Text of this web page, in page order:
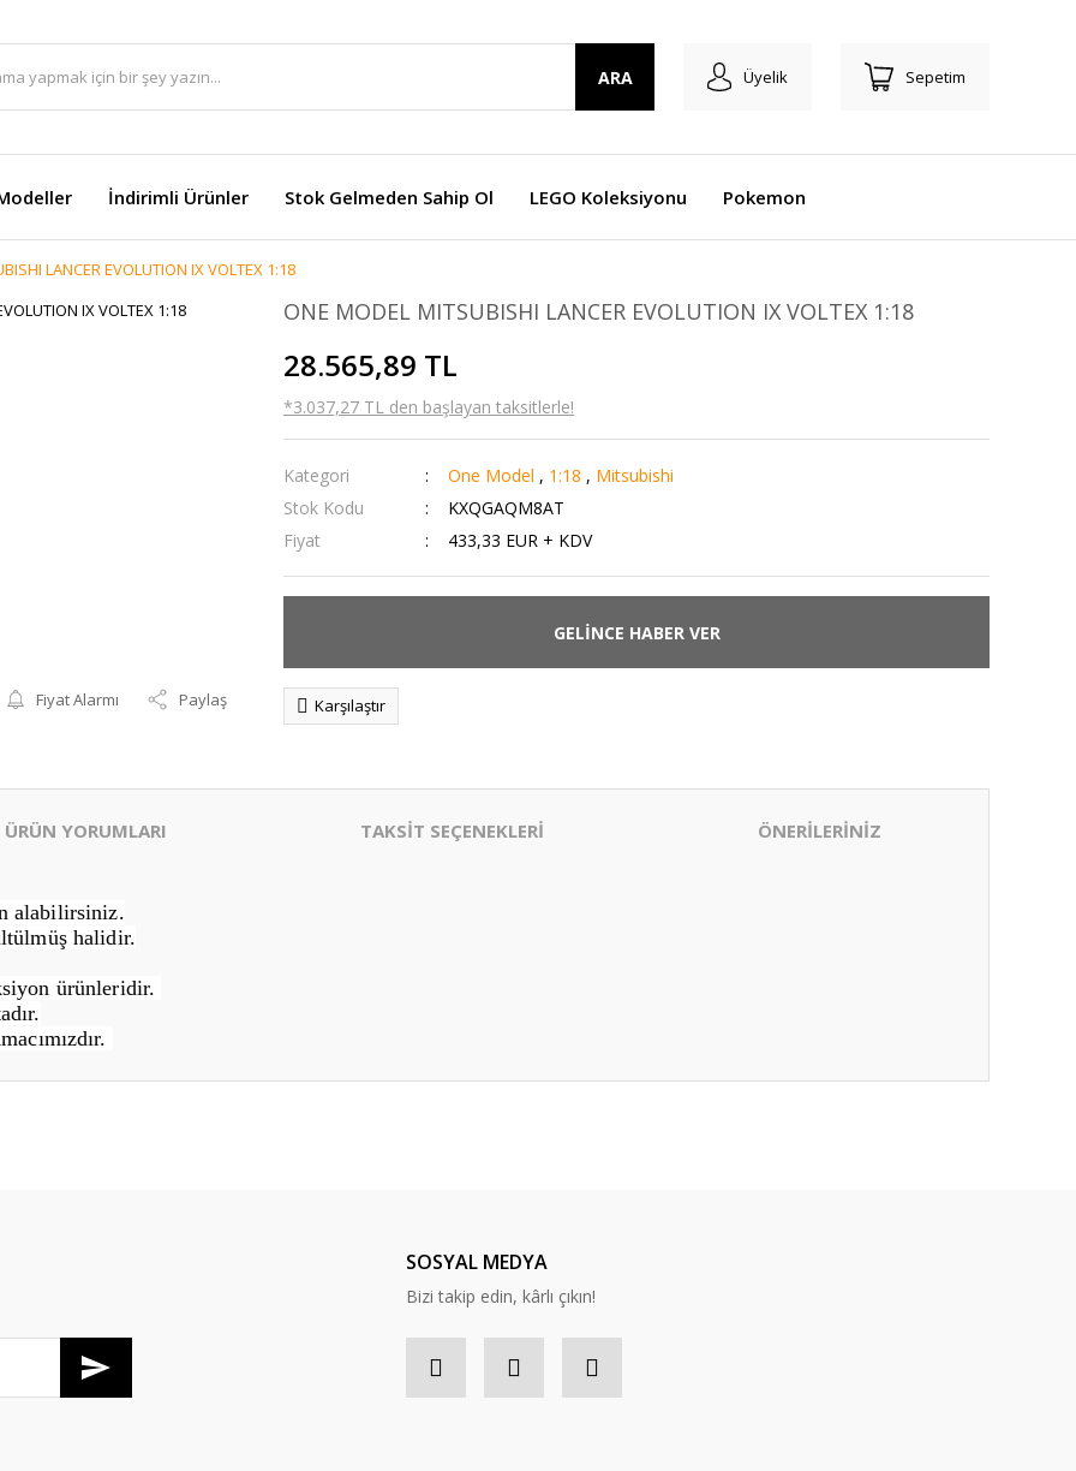
ARA Üyelik Sepetim
İndirimli Ürünler Stok Gelmeden Sahip Ol LEGO Koleksiyonu Pokemon
LANCER EVOLUTION IX VOLTEX 1:18
Fiyat Alarmı Paylaş
ONE MODEL MITSUBISHI LANCER EVOLUTION IX VOLTEX 1:18
28.565,89 TL
*3.037,27 TL den başlayan taksitlerle!
Kategori One Model , 1:18 , Mitsubishi
Stok Kodu
KXQGAQM8AT
Fiyat
433,33 EUR + KDV
GELİNCE HABER VER
Karşılaştır
ÜRÜN YORUMLARI TAKSİT SEÇENEKLERİ ÖNERİLERİNİZ
alabilirsiniz.
halidir.
ürünleridir.
SOSYAL MEDYA
Bizi takip edin, kârlı çıkın!